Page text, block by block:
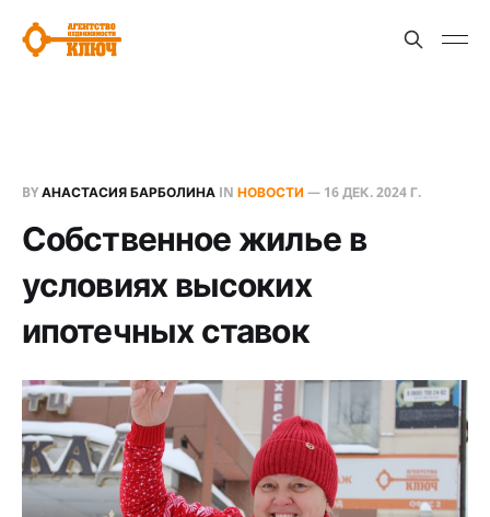
BYАНАСТАСИЯ БАРБОЛИНА IN НОВОСТИ — 16 ДЕК. 2024 Г.
Собственное жилье в
условиях высоких
ипотечных ставок